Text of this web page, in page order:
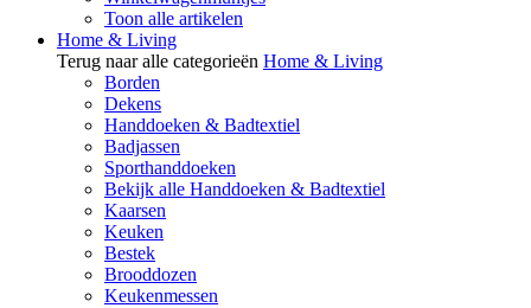
Toon alle artikelen
Home & Living
Terug naar alle categorieën Home & Living
Borden
Dekens
Handdoeken & Badtextiel
Badjassen
Sporthanddoeken
Bekijk alle Handdoeken & Badtextiel
Kaarsen
Keuken
Bestek
Brooddozen
Keukenmessen